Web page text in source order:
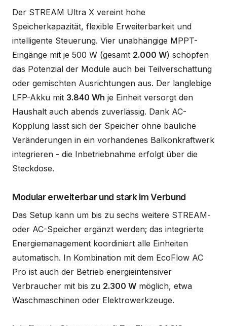
Der STREAM Ultra X vereint hohe
Speicherkapazität, flexible Erweiterbarkeit und
intelligente Steuerung. Vier unabhängige MPPT-
Eingänge mit je 500 W (gesamt 2.000 W) schöpfen
das Potenzial der Module auch bei Teilverschattung
oder gemischten Ausrichtungen aus. Der langlebige
LFP-Akku mit 3.840 Wh je Einheit versorgt den
Haushalt auch abends zuverlässig. Dank AC-
Kopplung lässt sich der Speicher ohne bauliche
Veränderungen in ein vorhandenes Balkonkraftwerk
integrieren - die Inbetriebnahme erfolgt über die
Steckdose.
Modular erweiterbar und stark im Verbund
Das Setup kann um bis zu sechs weitere STREAM-
oder AC-Speicher ergänzt werden; das integrierte
Energiemanagement koordiniert alle Einheiten
automatisch. In Kombination mit dem EcoFlow AC
Pro ist auch der Betrieb energieintensiver
Verbraucher mit bis zu 2.300 W möglich, etwa
Waschmaschinen oder Elektrowerkzeuge.